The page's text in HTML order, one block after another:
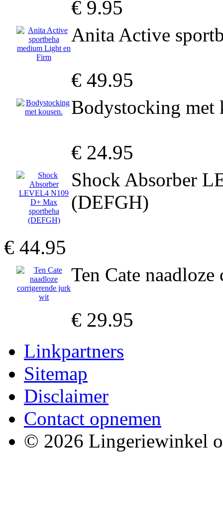
€ 9.95
Anita Active
€ 49.95
Bodystocking met
€ 24.95
Shock Absorber
(DEFGH)
€ 44.95
Ten Cate
€ 29.95
Linkpartners
Sitemap
Disclaimer
Contact opnemen
© 2026 Lingeriewinkel